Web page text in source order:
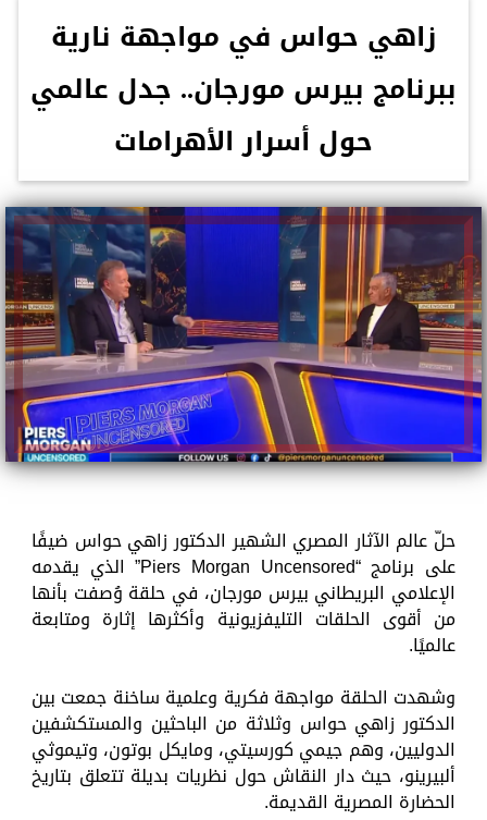
زاهي حواس في مواجهة نارية
ببرنامج بيرس مورجان.. جدل عالمي
حول أسرار الأهرامات
حلّ عالم الآثار المصري الشهير الدكتور زاهي حواس ضيفًا
على برنامج “Piers Morgan Uncensored” الذي يقدمه
الإعلامي البريطاني بيرس مورجان، في حلقة وُصفت بأنها
من أقوى الحلقات التليفزيونية وأكثرها إثارة ومتابعة
عالميًا.
وشهدت الحلقة مواجهة فكرية وعلمية ساخنة جمعت بين
الدكتور زاهي حواس وثلاثة من الباحثين والمستكشفين
الدوليين، وهم جيمي كورسيتي، ومايكل بوتون، وتيموثي
ألبيرينو، حيث دار النقاش حول نظريات بديلة تتعلق بتاريخ
الحضارة المصرية القديمة.